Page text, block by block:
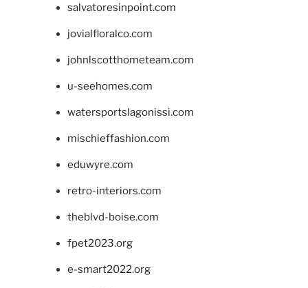
salvatoresinpoint.com
jovialfloralco.com
johnlscotthometeam.com
u-seehomes.com
watersportslagonissi.com
mischieffashion.com
eduwyre.com
retro-interiors.com
theblvd-boise.com
fpet2023.org
e-smart2022.org